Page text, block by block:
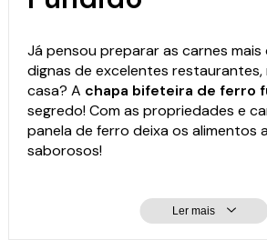
Já pensou preparar as carnes mais
dignas de excelentes
casa? A chapa bifeteira de ferro
segredo! Com as propriedades e
panela de ferro deixa os alimentos
saborosos!
Por que comprar
Ler mais